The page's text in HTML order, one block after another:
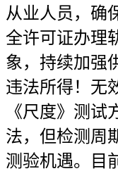
从业人员，确
全许可证办理
象，持续加强
违法所得！无
《尺度》测试
法，但检测周
测验机遇。目